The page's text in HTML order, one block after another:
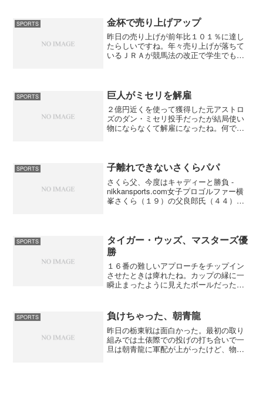
うけどなかなかそうは出...
SPORTS 金杯で売り上げアップ
昨日の売り上げが前年比１０１％に達し
たらしいですね。年々売り上げが落ちて
いるＪＲＡが競馬法の改正で学生でも２
連単が発売になったおかげ...
SPORTS 巨人がミセリを解雇
２億円近くを使って獲得した元アストロ
ズのダン・ミセリ投手だったが結局使い
物にならなくて解雇になったね。何でも
るここが痛い、あそこが痛...
SPORTS 子離れできないさくらパパ
さくら父、今度はキャディーと勝負 -
nikkansports.com女子プロゴルファー横
峯さくら（１９）の父良郎氏（４４）が
スト第...
SPORTS
タイガー・ウッズ、マスターズ優
勝
１６番の難しいアプローチをチップイン
させたときは痺れたね。カップの縁に一
瞬止まったように見えたボールだったが
の強さを見せてもらった。これで、２位
のディマルコに２打差をつ...
SPORTS 負けちゃった、朝青龍
昨日の栃東戦は面白かった。最初の取り
組みでは土俵際での投げの打ち合いで一
旦は朝青龍に軍配が上がったけど、物言